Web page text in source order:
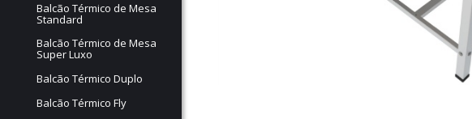
Balcão Térmico de Mesa
Standard
Balcão Térmico de Mesa
Super Luxo
Balcão Térmico Duplo
Balcão Térmico Fly